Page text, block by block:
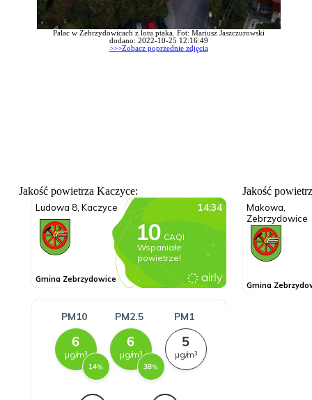
Pałac w Zebrzydowicach z lotu ptaka. Fot: Mariusz Jaszczurowski
dodano: 2022-10-25 12:16:49
>>>Zobacz poprzednie zdjęcia
Jakość powietrza Kaczyce: Jakość